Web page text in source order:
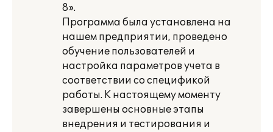
8».
Программа была установлена на
нашем предприятии, проведено
обучение пользователей и
настройка параметров учета в
соответствии со спецификой
работы. К настоящему моменту
завершены основные этапы
внедрения и тестирования и